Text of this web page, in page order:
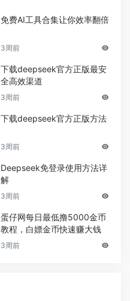
免费AI工具合集让你效率翻倍
3周前
下载deepseek官方正版最安
全高效渠道
3周前
下载deepseek官方正版方法
3周前
Deepseek免登录使用方法详
解
3周前
蛋仔网每日最低撸5000金币
教程，白嫖金币快速赚大钱
3周前